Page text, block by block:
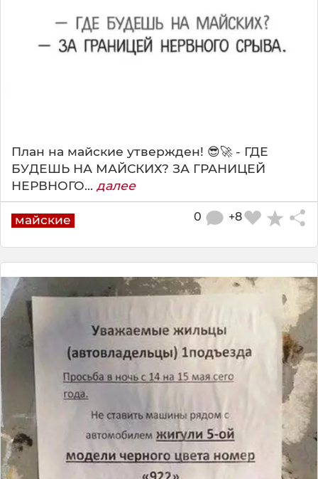
План на майские утвержден! 😎🚀 - ГДЕ
БУДЕШЬ НА МАЙСКИХ? ЗА ГРАНИЦЕЙ
НЕРВНОГО... далее
майские +8
0